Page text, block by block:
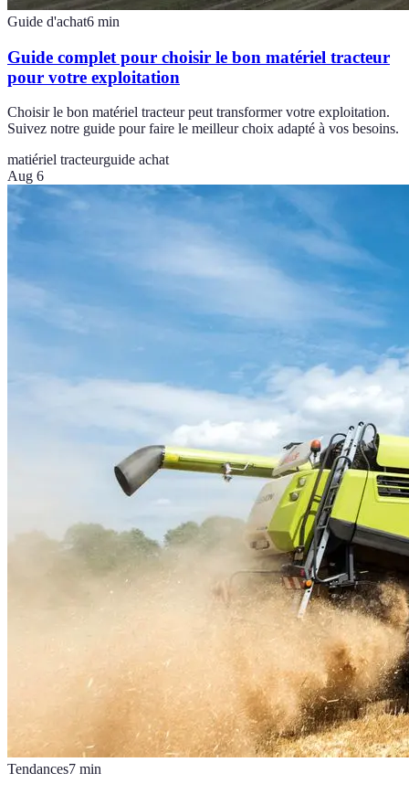
Guide d'achat6 min
Guide complet pour choisir le bon matériel tracteur
pour votre exploitation
Choisir le bon matériel tracteur peut transformer votre exploitation.
Suivez notre guide pour faire le meilleur choix adapté à vos besoins.
matiériel tracteurguide achat
Aug 6
Tendances7 min